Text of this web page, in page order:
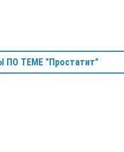
ТЕМЕ "Простатит"